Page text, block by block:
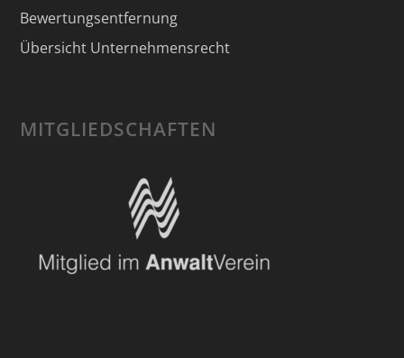
Bewertungsentfernung
Übersicht Unternehmensrecht
MITGLIEDSCHAFTEN